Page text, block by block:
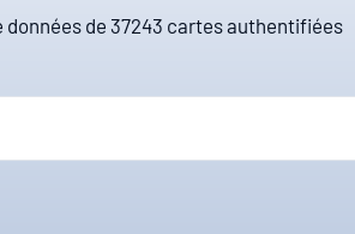
données de 37243 cartes authentifiées